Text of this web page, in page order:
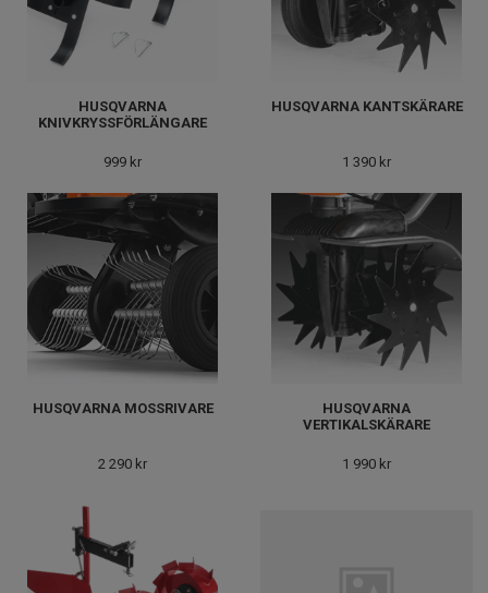
HUSQVARNA
KNIVKRYSSFÖRLÄNGARE
999 kr
HUSQVARNA KANTSKÄRARE
1 390 kr
HUSQVARNA MOSSRIVARE
2 290 kr
HUSQVARNA
VERTIKALSKÄRARE
1 990 kr